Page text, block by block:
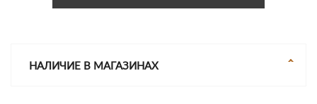
НАЛИЧИЕ В МАГАЗИНАХ